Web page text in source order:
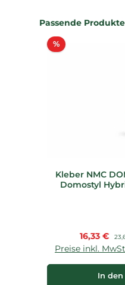
Produktgalerie
Passende Produkte
%Rabatt
Kleber NMC
Domostyl
16,33 €
Preise inkl.
In den